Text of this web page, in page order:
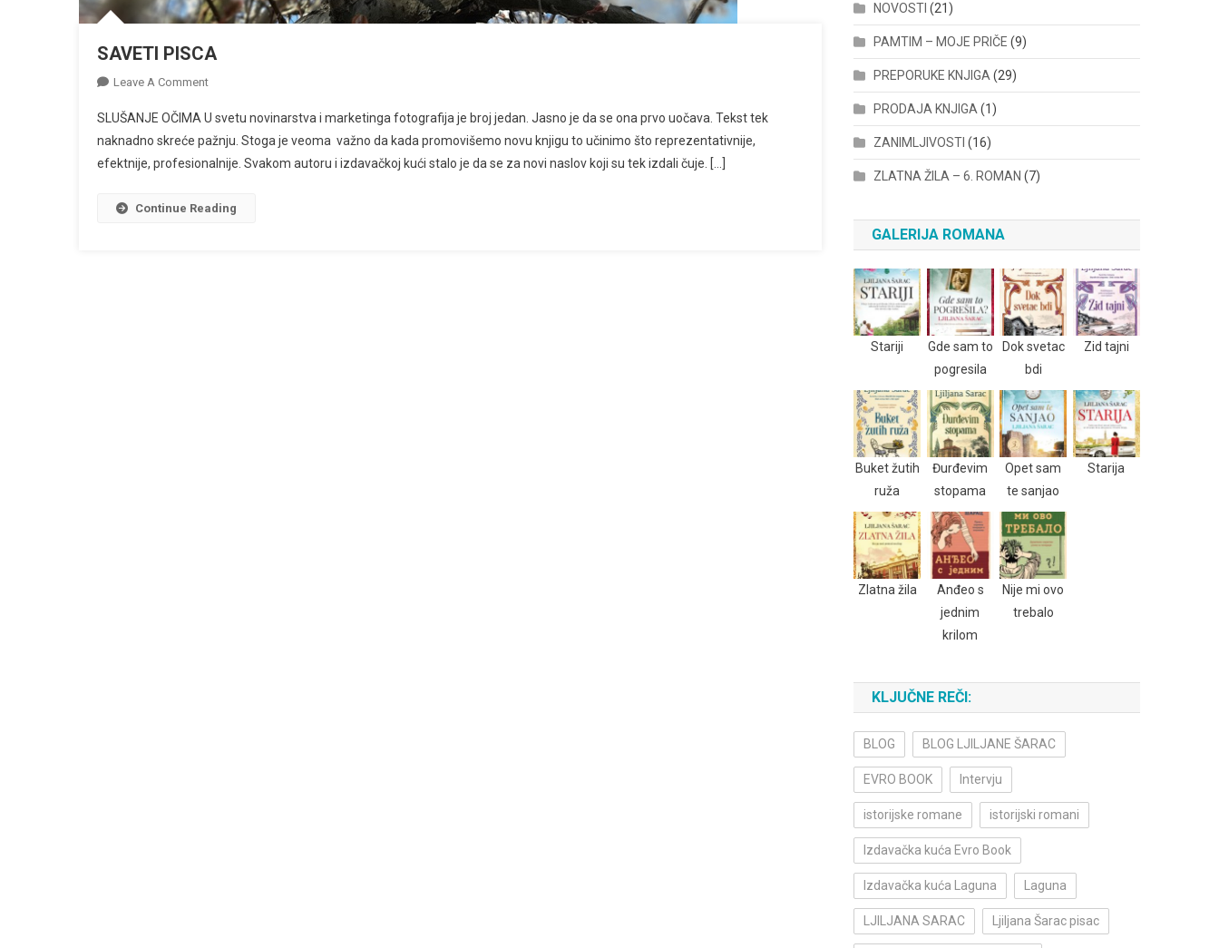
SAVETI PISCA
Leave A CommentOn
PISCA
SLUŠANJE OČIMA U svetu novinarstva i marketinga fotografija je broj jedan. Jasno je da se ona prvo uočava. Tekst tek
naknadno skreće pažnju. Stoga je veoma važno da kada promovišemo novu knjigu to učinimo što reprezentativnije,
efektnije, profesionalnije. Svakom autoru i izdavačkoj kući stalo je da se za novi naslov koji su tek izdali čuje. […]
Continue Reading
NOVOSTI (21)
PAMTIM – MOJE PRIČE (9)
PREPORUKE KNJIGA (29)
PRODAJA KNJIGA (1)
ZANIMLJIVOSTI (16)
ZLATNA ŽILA – 6. ROMAN (7)
GALERIJA ROMANA
Stariji
Gde sam to
pogresila
Dok svetac
bdi
Zid tajni
Buket žutih
ruža
Đurđevim
stopama
Opet sam
te sanjao
Starija
Zlatna žila
Anđeo s
jednim
krilom
Nije mi ovo
trebalo
KLJUČNE REČI:
BLOG BLOG LJILJANE ŠARAC
EVRO BOOK Intervju
istorijske romane istorijski romani
Izdavačka kuća Evro Book
Izdavačka kuća Laguna Laguna
LJILJANA SARAC Ljiljana Šarac pisac